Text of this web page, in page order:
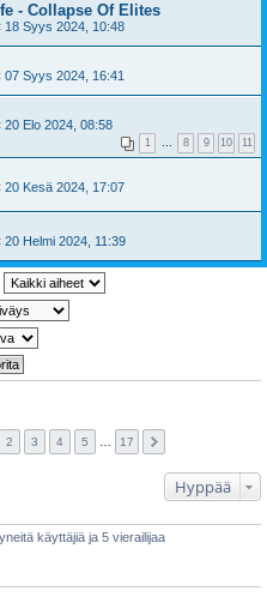
- Collapse Of Elites
18 Syys 2024, 10:48
07 Syys 2024, 16:41
20 Elo 2024, 08:58
1 … 8 9 10 11
20 Kesä 2024, 17:07
20 Helmi 2024, 11:39
2 3 4 5 17
Hyppää
käyttäjiä ja 5 vierailijaa